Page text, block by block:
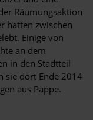
Räumungsaktion
hatten zwischen
Einige von
an dem
in den Stadtteil
sie dort Ende 2014
aus Pappe.